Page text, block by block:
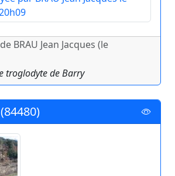
BRAU Jean Jacques (le
troglodyte de Barry